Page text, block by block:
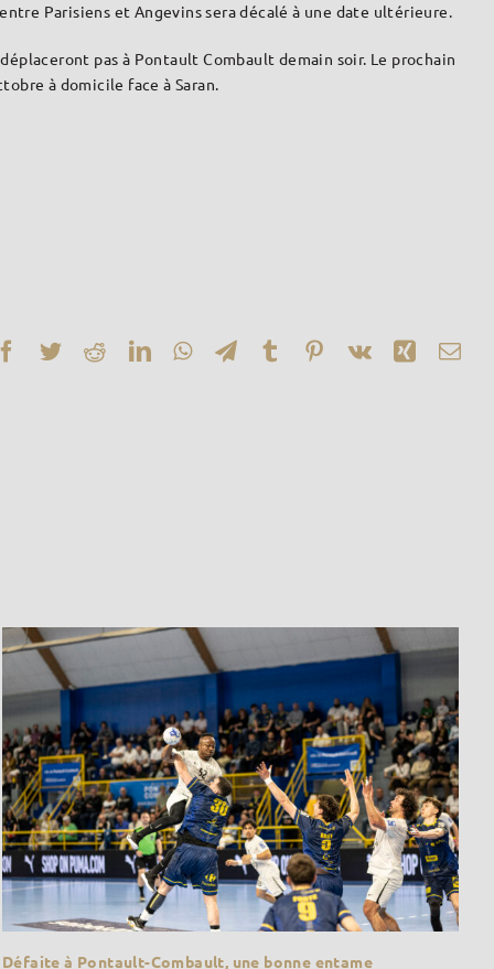
Parisiens et Angevins sera décalé à une date ultérieure.
pas à Pontault Combault demain soir. Le prochain
à domicile face à Saran.
Facebook
TwitterRedditLinkedInWhatsAppTelegram
TumblrPinterest
Vk Xing
Défaite à Pontault-Combault, une bonne entame